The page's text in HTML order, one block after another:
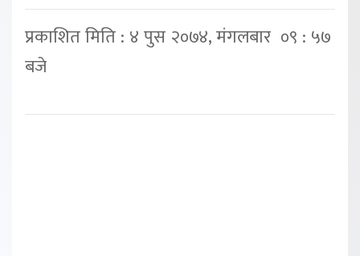
प्रकाशित मिति : ४ पुस २०७४, मंगलबार ०९ : ५७
बजे